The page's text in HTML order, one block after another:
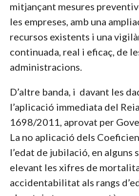
mitjançant mesures
les empreses, amb una
recursos existents i una
continuada, real i eficaç, de
administracions.
D’altre banda, i davant les
l’aplicació immediata del
1698/2011, aprovat per
La no aplicació dels
l’edat de jubilació, en alguns
elevant les xifres de
accidentabilitat als rangs